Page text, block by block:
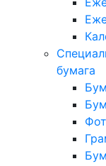
бумага